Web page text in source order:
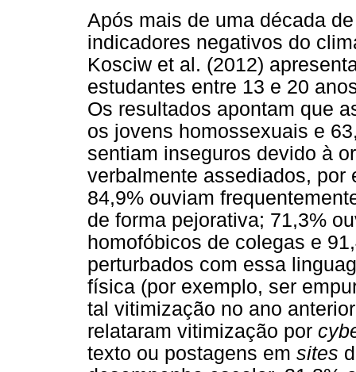
Após mais de uma década
indicadores negativos do
Kosciw et al. (2012)
estudantes entre 13 e 20
Os resultados apontam que
os jovens homossexuais e
sentiam inseguros devido à
verbalmente assediados, por
84,9% ouviam
de forma pejorativa; 71,3%
homofóbicos de colegas e
perturbados com essa
física (por exemplo, ser
tal vitimização no ano
relataram vitimização por
texto ou postagens em sites